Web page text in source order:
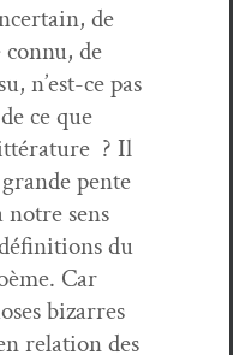
de
de
n’est-ce pas
ce que
? Il
pente
sens
du
Car
bizarres
rela­tion des